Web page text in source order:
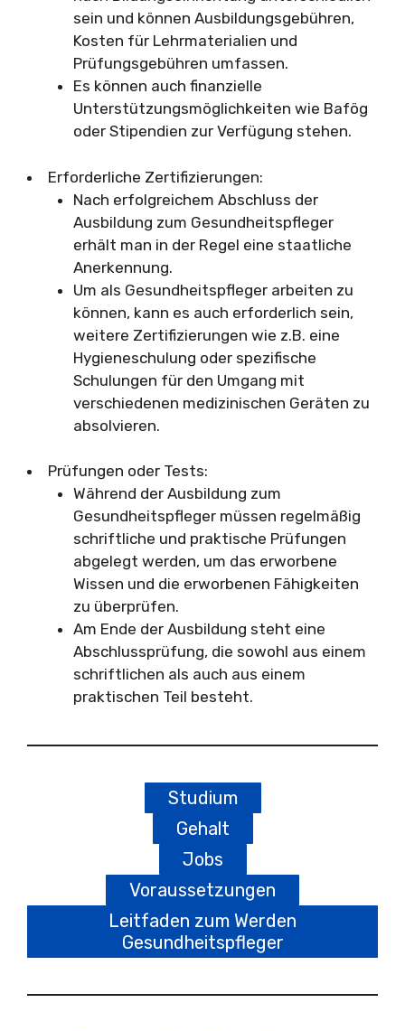
sein und können Ausbildungsgebühren,
Kosten für Lehrmaterialien und
Prüfungsgebühren umfassen.
Es können auch finanzielle
Unterstützungsmöglichkeiten wie Bafög
oder Stipendien zur Verfügung stehen.
Erforderliche Zertifizierungen:
Nach erfolgreichem Abschluss der
Ausbildung zum Gesundheitspfleger
erhält man in der Regel eine staatliche
Anerkennung.
Um als Gesundheitspfleger arbeiten zu
können, kann es auch erforderlich sein,
weitere Zertifizierungen wie z.B. eine
Hygieneschulung oder spezifische
Schulungen für den Umgang mit
verschiedenen medizinischen Geräten zu
absolvieren.
Prüfungen oder Tests:
Während der Ausbildung zum
Gesundheitspfleger müssen regelmäßig
schriftliche und praktische Prüfungen
abgelegt werden, um das erworbene
Wissen und die erworbenen Fähigkeiten
zu überprüfen.
Am Ende der Ausbildung steht eine
Abschlussprüfung, die sowohl aus einem
schriftlichen als auch aus einem
praktischen Teil besteht.
Studium
Gehalt
Jobs
Voraussetzungen
Leitfaden zum Werden
Gesundheitspfleger